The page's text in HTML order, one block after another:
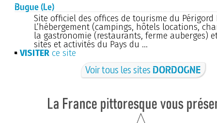
Bugue (Le)
Site officiel des offices de tourisme du Périgord
L’hébergement (campings, hôtels locations,
la gastronomie (restaurants, ferme auberges)
sites et activités du Pays du ...
VISITER ce site
Voir tous les sites DORDOGNE